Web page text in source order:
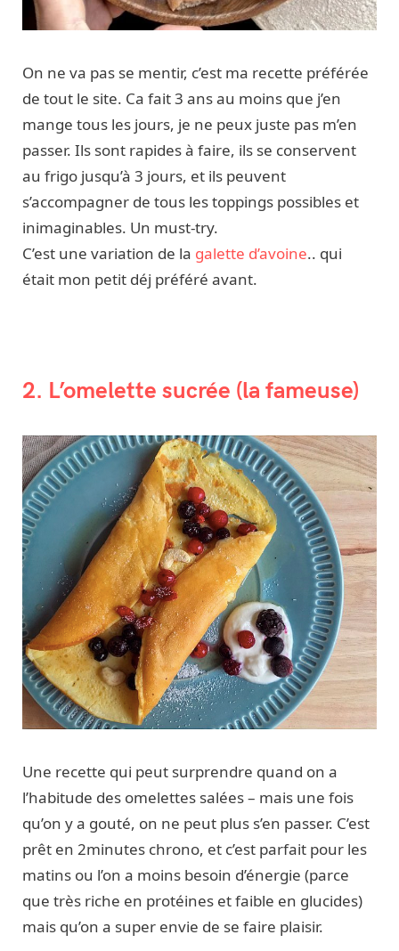
On ne va pas se mentir, c’est ma recette préférée
de tout le site. Ca fait 3 ans au moins que j’en
mange tous les jours, je ne peux juste pas m’en
passer. Ils sont rapides à faire, ils se conservent
au frigo jusqu’à 3 jours, et ils peuvent
s’accompagner de tous les toppings possibles et
inimaginables. Un must-try.
C’est une variation de la galette d’avoine.. qui
était mon petit déj préféré avant.
2. L’omelette sucrée (la fameuse)
Une recette qui peut surprendre quand on a
l’habitude des omelettes salées – mais une fois
qu’on y a gouté, on ne peut plus s’en passer. C’est
prêt en 2minutes chrono, et c’est parfait pour les
matins ou l’on a moins besoin d’énergie (parce
que très riche en protéines et faible en glucides)
mais qu’on a super envie de se faire plaisir.